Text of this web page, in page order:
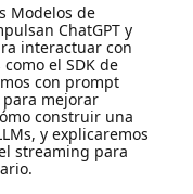
Modelos de
ChatGPT y
interactuar con
el SDK de
con prompt
mejorar
construir una
y explicaremos
streaming para